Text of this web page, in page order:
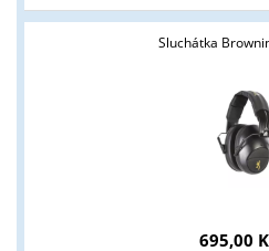
Sluchátka
695,00